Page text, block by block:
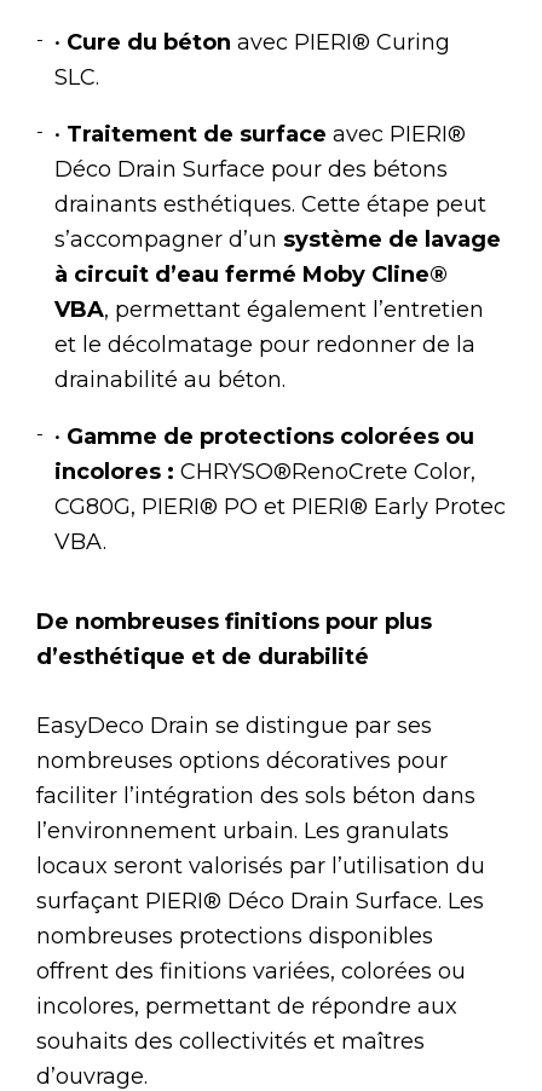
• Cure du béton avec PIERI® Curing
SLC.
• Traitement de surface avec PIERI®
Déco Drain Surface pour des bétons
drainants esthétiques. Cette étape peut
s’accompagner d’un système de lavage
à circuit d’eau fermé Moby Cline®
VBA, permettant également l’entretien
et le décolmatage pour redonner de la
drainabilité au béton.
• Gamme de protections colorées ou
incolores : CHRYSO®RenoCrete Color,
CG80G, PIERI® PO et PIERI® Early Protec
VBA.
De nombreuses finitions pour plus
d’esthétique et de durabilité
EasyDeco Drain se distingue par ses
nombreuses options décoratives pour
faciliter l’intégration des sols béton dans
l’environnement urbain. Les granulats
locaux seront valorisés par l’utilisation du
surfaçant PIERI® Déco Drain Surface. Les
nombreuses protections disponibles
offrent des finitions variées, colorées ou
incolores, permettant de répondre aux
souhaits des collectivités et maîtres
d’ouvrage.